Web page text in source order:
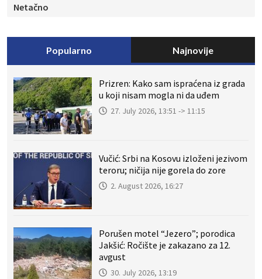
Netačno
Popularno Najnovije
Prizren: Kako sam ispraćena iz grada
u koji nisam mogla ni da uđem
27. July 2026, 13:51 -> 11:15
Vučić: Srbi na Kosovu izloženi jezivom
teroru; ničija nije gorela do zore
2. August 2026, 16:27
Porušen motel “Jezero”; porodica
Jakšić: Ročište je zakazano za 12.
avgust
30. July 2026, 13:19